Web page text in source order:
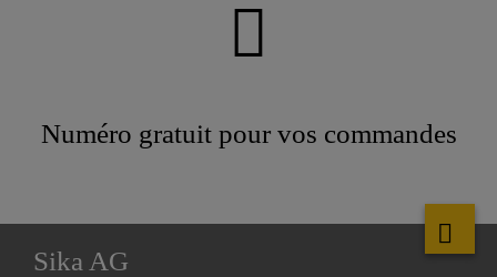
Numéro gratuit pour vos commandes
Sika AG